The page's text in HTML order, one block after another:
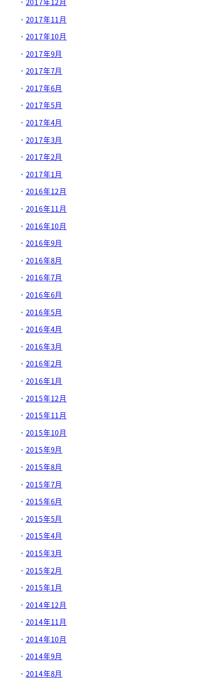
2017年11月
2017年10月
2017年9月
2017年7月
2017年6月
2017年5月
2017年4月
2017年3月
2017年2月
2017年1月
2016年12月
2016年11月
2016年10月
2016年9月
2016年8月
2016年7月
2016年6月
2016年5月
2016年4月
2016年3月
2016年2月
2016年1月
2015年12月
2015年11月
2015年10月
2015年9月
2015年8月
2015年7月
2015年6月
2015年5月
2015年4月
2015年3月
2015年2月
2015年1月
2014年12月
2014年11月
2014年10月
2014年9月
2014年8月